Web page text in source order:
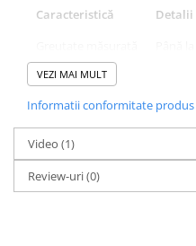
Caracteristică
Detalii
Tip material
Tip finisaj
Zincat
Tip măsură
Număr senzori
VEZI MAI MULT
Informatii conformitate produs
Video (1)
Review-uri(0)